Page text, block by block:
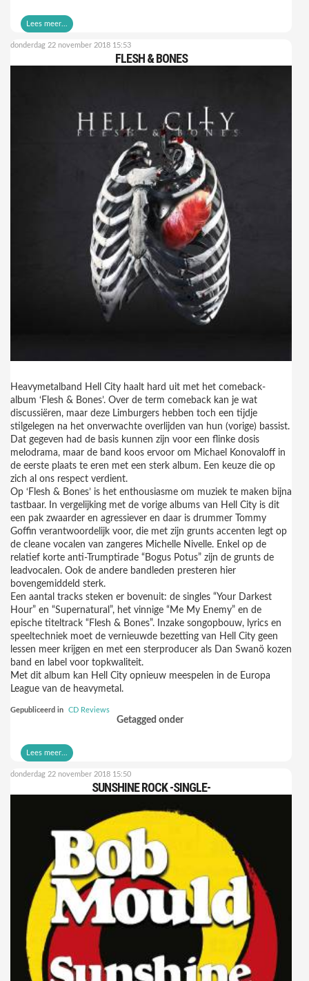
Lees meer...
donderdag 22 november 2018 15:53
FLESH & BONES
Heavymetalband Hell City haalt hard uit met het comeback-
album ‘Flesh & Bones’. Over de term comeback kan je wat
discussiëren, maar deze Limburgers hebben toch een tijdje
stilgelegen na het onverwachte overlijden van hun (vorige) bassist.
Dat gegeven had de basis kunnen zijn voor een flinke dosis
melodrama, maar de band koos ervoor om Michael Konovaloff in
de eerste plaats te eren met een sterk album. Een keuze die op
zich al ons respect verdient.
Op ‘Flesh & Bones’ is het enthousiasme om muziek te maken bijna
tastbaar. In vergelijking met de vorige albums van Hell City is dit
een pak zwaarder en agressiever en daar is drummer Tommy
Goffin verantwoordelijk voor, die met zijn grunts accenten legt op
de cleane vocalen van zangeres Michelle Nivelle. Enkel op de
relatief korte anti-Trumptirade “Bogus Potus” zijn de grunts de
leadvocalen. Ook de andere bandleden presteren hier
bovengemiddeld sterk.
Een aantal tracks steken er bovenuit: de singles “Your Darkest
Hour” en “Supernatural”, het vinnige “Me My Enemy” en de
epische titeltrack “Flesh & Bones”. Inzake songopbouw, lyrics en
speeltechniek moet de vernieuwde bezetting van Hell City geen
lessen meer krijgen en met een sterproducer als Dan Swanö kozen
band en label voor topkwaliteit.
Met dit album kan Hell City opnieuw meespelen in de Europa
League van de heavymetal.
Gepubliceerd in CD Reviews
Getagged onder
Lees meer...
donderdag 22 november 2018 15:50
SUNSHINE ROCK -SINGLE-